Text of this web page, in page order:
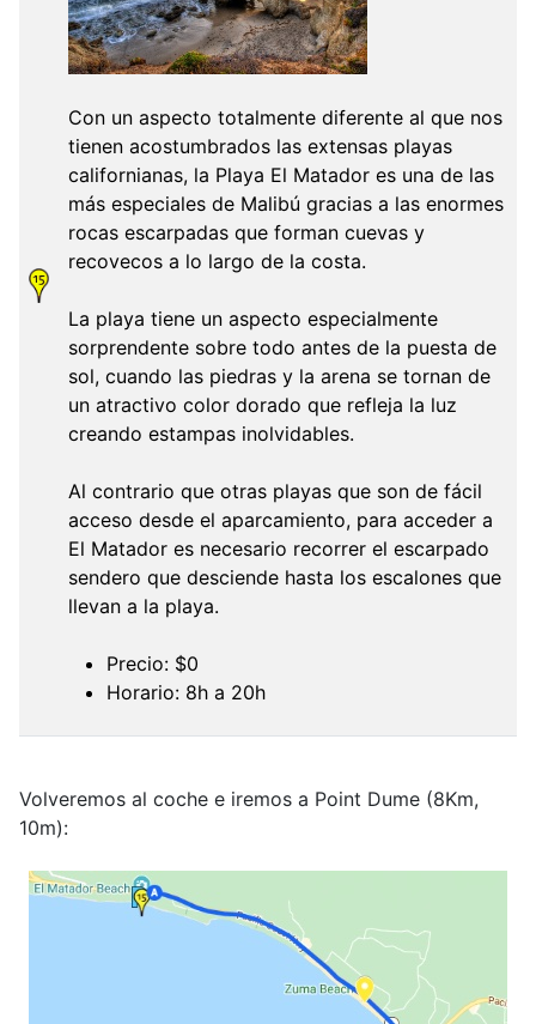
Con un aspecto totalmente diferente al que nos
tienen acostumbrados las extensas playas
californianas, la Playa El Matador es una de las
más especiales de Malibú gracias a las enormes
rocas escarpadas que forman cuevas y
recovecos a lo largo de la costa.
La playa tiene un aspecto especialmente
sorprendente sobre todo antes de la puesta de
sol, cuando las piedras y la arena se tornan de
un atractivo color dorado que refleja la luz
creando estampas inolvidables.
Al contrario que otras playas que son de fácil
acceso desde el aparcamiento, para acceder a
El Matador es necesario recorrer el escarpado
sendero que desciende hasta los escalones que
llevan a la playa.
Precio: $0
Horario: 8h a 20h
Volveremos al coche e iremos a Point Dume (8Km,
10m):